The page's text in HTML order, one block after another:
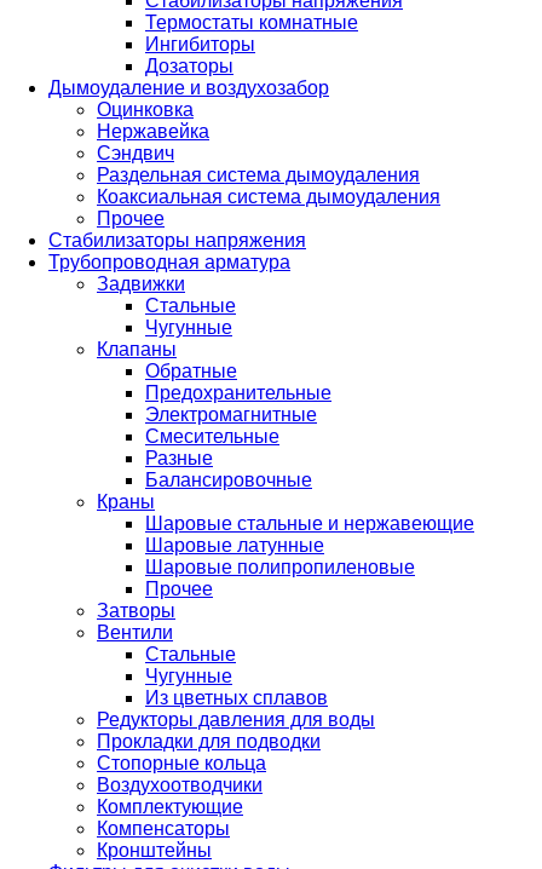
Термостаты комнатные
Ингибиторы
Дозаторы
Дымоудаление и воздухозабор
Оцинковка
Нержавейка
Сэндвич
Раздельная система дымоудаления
Коаксиальная система дымоудаления
Прочее
Стабилизаторы напряжения
Трубопроводная арматура
Задвижки
Стальные
Чугунные
Клапаны
Обратные
Предохранительные
Электромагнитные
Смесительные
Разные
Балансировочные
Краны
Шаровые стальные и нержавеющие
Шаровые латунные
Шаровые полипропиленовые
Прочее
Затворы
Вентили
Стальные
Чугунные
Из цветных сплавов
Редукторы давления для воды
Прокладки для подводки
Стопорные кольца
Воздухоотводчики
Комплектующие
Компенсаторы
Кронштейны